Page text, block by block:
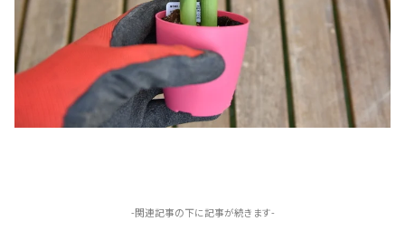
-関連記事の下に記事が続きます-